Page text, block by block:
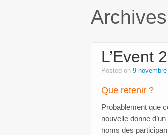
L’Event
Posted on 9
Que retenir ?
Probablement que
nouvelle donne
noms des